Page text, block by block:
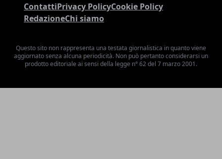
ContattiPrivacy PolicyCookie Policy
RedazioneChi siamo
Questo sito non rappresenta una testata giornalistica in quanto viene
aggiornato senza alcuna periodicità. Non può pertanto considerarsi un
prodotto editoriale ai sensi della legge n° 62 del 7 marzo 2001.